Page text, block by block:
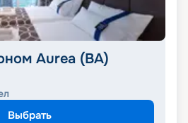
Aurea (BA)
Выбрать